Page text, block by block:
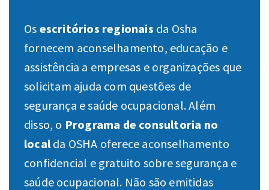
Os escritórios regionais da Osha
fornecem aconselhamento, educação e
assistência a empresas e organizações que
solicitam ajuda com questões de
segurança e saúde ocupacional. Além
disso, o Programa de consultoria no
local da OSHA oferece aconselhamento
confidencial e gratuito sobre segurança e
saúde ocupacional. Não são emitidas